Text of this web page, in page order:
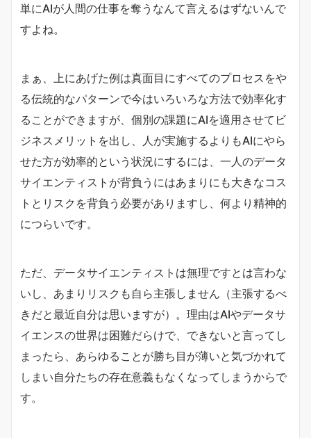
単にAIが人間の仕事を奪うなんて言えるはずないんで
すよね。
まぁ、上にあげた例は真面目にすべてのプロセスをや
る伝統的なパターンで今はいろいろな方法で効率化す
ることができますが、個別の課題にAIを適用させてビ
ジネスメリットを出し、人が実施するよりもAIにやら
せた方が効率的という状況にするには、一人のデータ
サイエンティストが背負うにはあまりにも大きなコス
トとリスクを背負う必要がありますし、何より精神的
につらいです。
ただ、データサイエンティストは無理ですとは言わな
いし、あまりリスクも自ら主張しません（主張するべ
きだと最近自分は思いますが）。理由はAIやデータサ
イエンスの世界は困難だらけで、できないと言ってし
まったら、あらゆることが勝ち目が薄いと気づかれて
しまい自分たちの存在意義もなくなってしまうからで
す。